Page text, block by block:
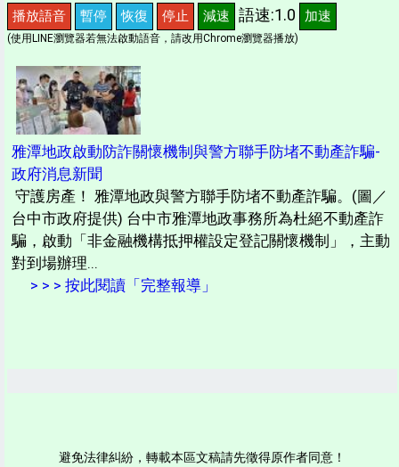
播放語音 暫停 恢復 停止 減速 語速:1.0 加速
(使用LINE瀏覽器若無法啟動語音，請改用Chrome瀏覽器播放)
雅潭地政啟動防詐關懷機制與警方聯手防堵不動產詐騙-
政府消息新聞
守護房產！ 雅潭地政與警方聯手防堵不動產詐騙。(圖／
台中市政府提供) 台中市雅潭地政事務所為杜絕不動產詐
騙，啟動「非金融機構抵押權設定登記關懷機制」，主動
對到場辦理...
> > > 按此閱讀「完整報導」
避免法律糾紛，轉載本區文稿請先徵得原作者同意！